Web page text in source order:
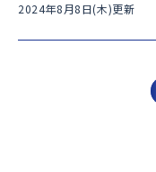
2024年8月8日(木)更新